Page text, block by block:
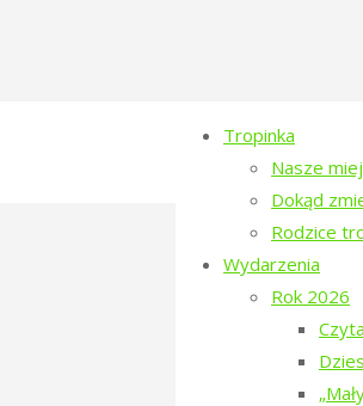
Tropinka
Nasze
Dokąd
Rodzice
Wydarzenia
Rok 2026
kontakt
adres
Mariola Ziomek